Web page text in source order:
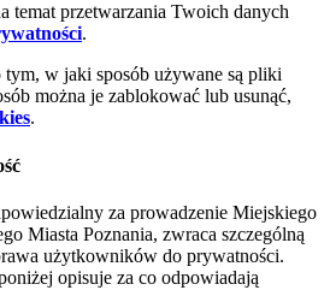
temat przetwarzania Twoich danych
.
tym, w jaki sposób używane są pliki
można je zablokować lub usunąć,
.
za prowadzenie Miejskiego
Miasta Poznania, zwraca szczególną
użytkowników do prywatności.
opisuje za co odpowiadają